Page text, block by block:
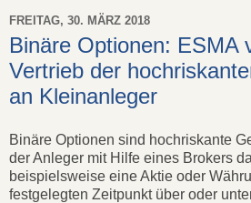
FREITAG, 30. MÄRZ 2018
Binäre Optionen: ESMA
Vertrieb der
an Kleinanleger
Binäre Optionen sind hochriskante
der Anleger mit Hilfe eines Brokers
beispielsweise eine Aktie oder
festgelegten Zeitpunkt über oder